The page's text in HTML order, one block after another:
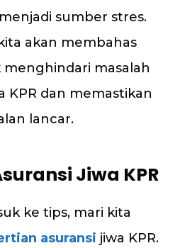
sumber stres.
akan membahas
masalah
KPR dan memastikan
lancar.
Jiwa KPR
ke tips, mari kita
asuransi jiwa KPR.